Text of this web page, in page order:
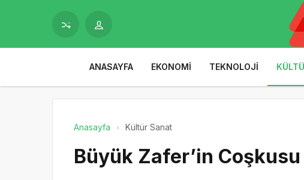
ANASAYFA EKONOMI TEKNOLOJI
Anasayfa Kültür Sanat
Büyük Zafer’in Coşkusu